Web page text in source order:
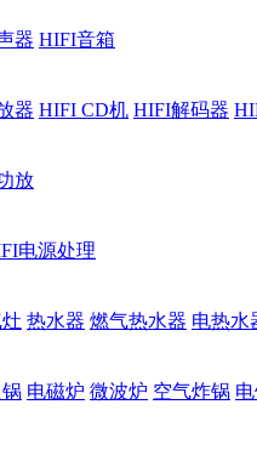
器 HIFI音箱
器 HIFI CD机 HIFI解码器
放
电源处理
热水器 燃气热水器 电热水
电磁炉 微波炉 空气炸锅